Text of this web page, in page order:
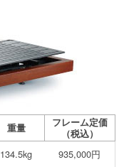
重量
フレーム定価
（税込）
134.5kg 935,000円